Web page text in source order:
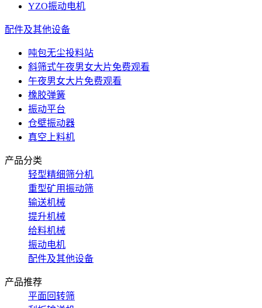
YZO振动电机
配件及其他设备
吨包无尘投料站
斜筛式午夜男女大片免费观看
午夜男女大片免费观看
橡胶弹簧
振动平台
仓壁振动器
真空上料机
产品分类
轻型精细筛分机
重型矿用振动筛
输送机械
提升机械
给料机械
振动电机
配件及其他设备
产品推荐
平面回转筛